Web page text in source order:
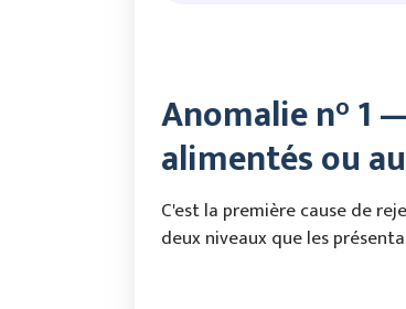
Anomalie n° 1
alimentés ou
C'est la première cause de
deux niveaux que les